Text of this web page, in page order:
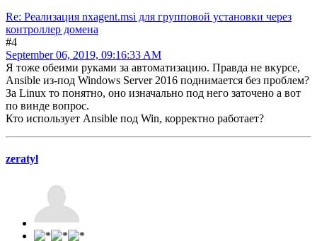
Re: Реализация nxagent.msi для групповой установки через
контроллер домена
#4
September 06, 2019, 09:16:33 AM
Я тоже обеими руками за автоматизацию. Правда не вкурсе,
Ansible из-под Windows Server 2016 поднимается без проблем?
За Linux то понятно, оно изначально под него заточено а вот
по винде вопрос.
Кто использует Ansible под Win, корректно работает?
zeratyl